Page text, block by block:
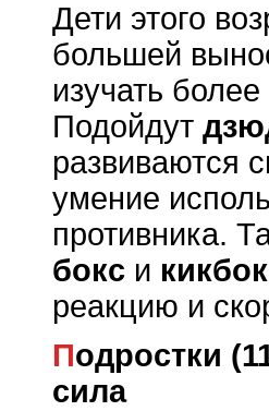
Дети этого
большей
изучать
Подойдут
развиваются
умение
противника.
бокс и
реакцию и
Подростки (11-16 лет): тактика и
сила